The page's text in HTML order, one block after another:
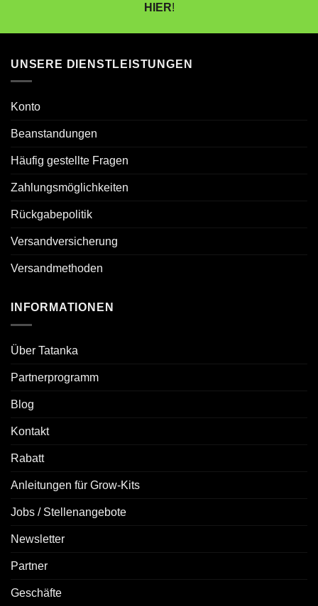
HIER!
UNSERE DIENSTLEISTUNGEN
Konto
Beanstandungen
Häufig gestellte Fragen
Zahlungsmöglichkeiten
Rückgabepolitik
Versandversicherung
Versandmethoden
INFORMATIONEN
Über Tatanka
Partnerprogramm
Blog
Kontakt
Rabatt
Anleitungen für Grow-Kits
Jobs / Stellenangebote
Newsletter
Partner
Geschäfte